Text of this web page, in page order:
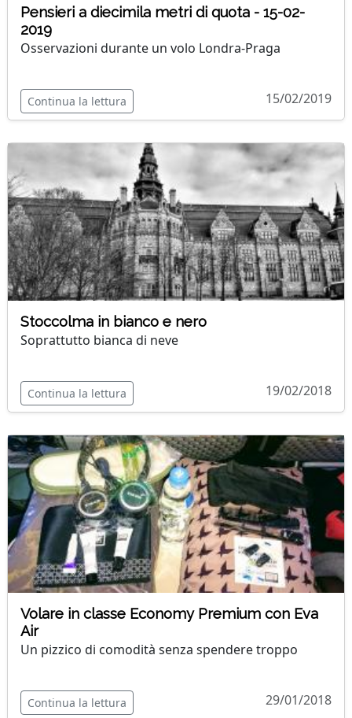
Pensieri a diecimila metri di quota - 15-02-
2019
Osservazioni durante un volo Londra-Praga
Continua la lettura 15/02/2019
Stoccolma in bianco e nero
Soprattutto bianca di neve
Continua la lettura 19/02/2018
Volare in classe Economy Premium con Eva
Air
Un pizzico di comodità senza spendere troppo
Continua la lettura 29/01/2018